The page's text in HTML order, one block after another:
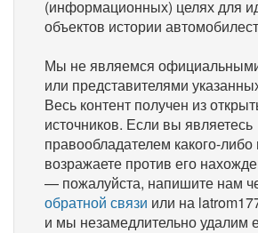
(информационных) целях для
объектов истории
Мы не являемся
или представителями
Весь контент получен из
источников. Если вы являетесь
правообладателем какого-
возражаете против его
— пожалуйста, напишите нам
обратной связи или на
и мы незамедлительно удалим